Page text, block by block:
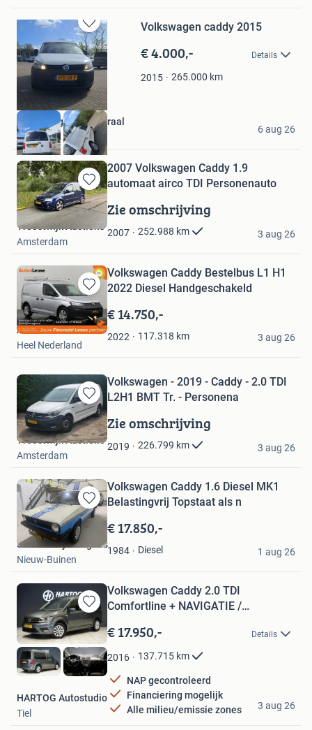
Bewaren
in
Mijn
Favorieten
Volkswagen caddy 2015
€ 4.000,- Details
2015 265.000 km
Autogarage de Admiraal
Utrecht
6 aug 26
Bewaren
in
Mijn
Favorieten
2007 Volkswagen Caddy 1.9
automaat airco TDI Personenauto
Zie omschrijving
2007 252.988 km
Troostwijk Auctions
Amsterdam
3 aug 26
Bewaren
in
Mijn
Favorieten
Volkswagen Caddy Bestelbus L1 H1
2022 Diesel Handgeschakeld
€ 14.750,-
2022 117.318 km
Action Lease
Heel Nederland
3 aug 26
Bewaren
in
Mijn
Favorieten
Volkswagen - 2019 - Caddy - 2.0 TDI
L2H1 BMT Tr. - Personena
Zie omschrijving
2019 226.799 km
Troostwijk Auctions
Amsterdam
3 aug 26
Bewaren
in
Mijn
Favorieten
Volkswagen Caddy 1.6 Diesel MK1
Belastingvrij Topstaat als n
€ 17.850,-
1984 Diesel
Smit Bedrijfswagens
Nieuw-Buinen
1 aug 26
Bewaren
in
Mijn
Favorieten
Volkswagen Caddy 2.0 TDI
Comfortline + NAVIGATIE /
€ 17.950,- Details
2016 137.715 km
NAP gecontroleerd
Financiering mogelijk
Alle milieu/emissie zones
HARTOG Autostudio
Tiel
3 aug 26